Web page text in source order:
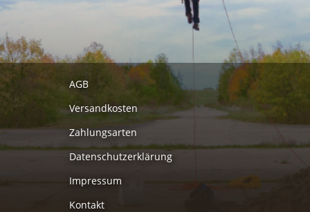
AGB
Versandkosten
Zahlungsarten
Datenschutzerklärung
Impressum
Kontakt